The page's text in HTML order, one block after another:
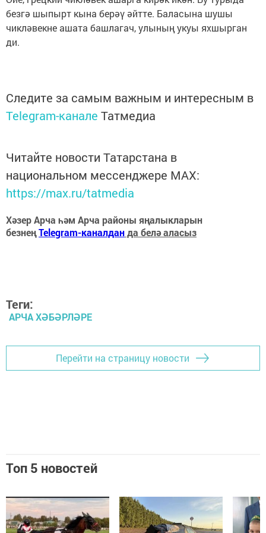
безгә шыпырт кына берәү әйтте. Баласына шушы
чикләвекне ашата башлагач, улының укуы яхшырган
ди.
Следите за самым важным и интересным в
Telegram-канале Татмедиа
Читайте новости Татарстана в
национальном мессенджере MАХ:
https://max.ru/tatmedia
Хәзер Арча һәм Арча районы яңалыкларын
безнеңTelegram-каналданда белә аласыз
Теги:
АРЧА ХӘБӘРЛӘРЕ
Перейти на страницу новости
Топ 5 новостей